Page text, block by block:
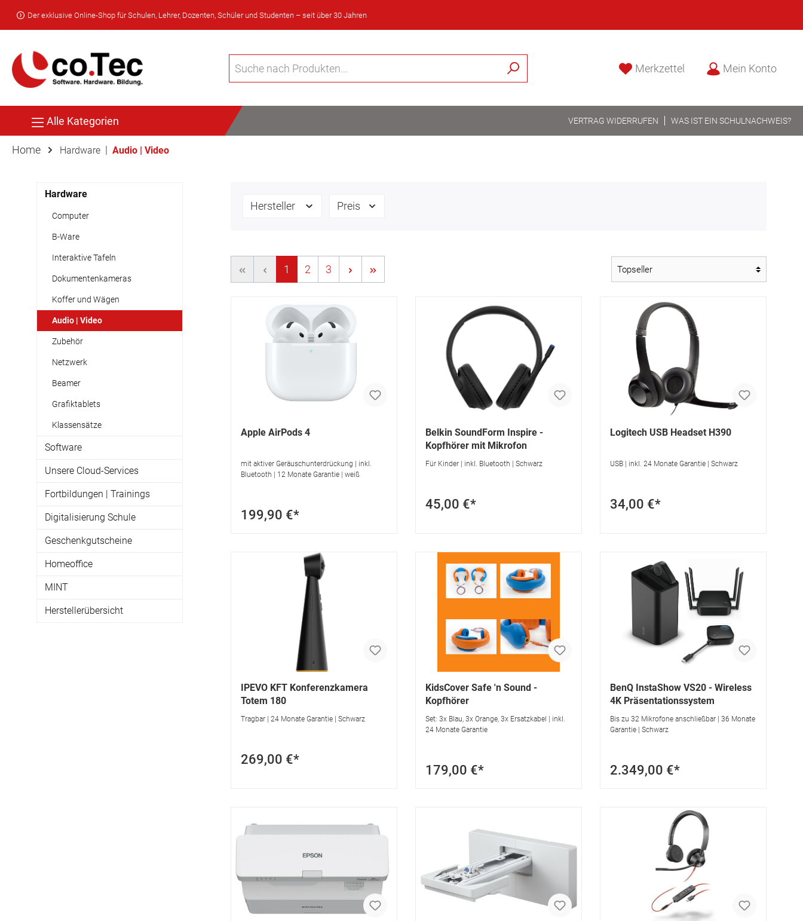
Der exklusive Online-Shop für Schulen, Lehrer, Dozenten, Schüler und Studenten – seit über 30 Jahren
Merkzettel Mein Konto
Alle Kategorien VERTRAG WIDERRUFEN WAS IST EIN SCHULNACHWEIS?
Home Hardware | Audio | Video
Hardware
Computer
B-Ware
Interaktive Tafeln
Dokumentenkameras
Koffer und Wägen
Audio | Video
Zubehör
Netzwerk
Beamer
Grafiktablets
Klassensätze
Software
Unsere Cloud-Services
Fortbildungen | Trainings
Digitalisierung Schule
Geschenkgutscheine
Homeoffice
MINT
Herstellerübersicht
Hersteller Preis
1 2 3
Apple AirPods 4
mit aktiver Geräuschunterdrückung | inkl.
Bluetooth | 12 Monate Garantie | weiß
199,90 €*
Belkin SoundForm Inspire -
Kopfhörer mit Mikrofon
Für Kinder | inkl. Bluetooth | Schwarz
45,00 €*
Logitech USB Headset H390
USB | inkl. 24 Monate Garantie | Schwarz
34,00 €*
IPEVO KFT Konferenzkamera
Totem 180
Tragbar | 24 Monate Garantie | Schwarz
269,00 €*
KidsCover Safe 'n Sound -
Kopfhörer
Set: 3x Blau, 3x Orange, 3x Ersatzkabel | inkl.
24 Monate Garantie
179,00 €*
BenQ InstaShow VS20 - Wireless
4K Präsentationssystem
Bis zu 32 Mikrofone anschließbar | 36 Monate
Garantie | Schwarz
2.349,00 €*